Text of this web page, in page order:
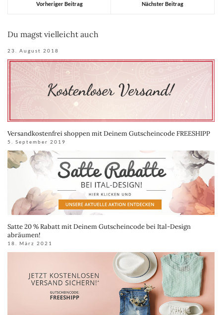
Vorheriger Beitrag Nächster Beitrag
Du magst vielleicht auch
23. August 2018
Versandkostenfrei shoppen mit Deinem Gutscheincode FREESHIPP
5. September 2019
Satte 20 % Rabatt mit Deinem Gutscheincode bei Ital-Design
abräumen!
18. März 2021